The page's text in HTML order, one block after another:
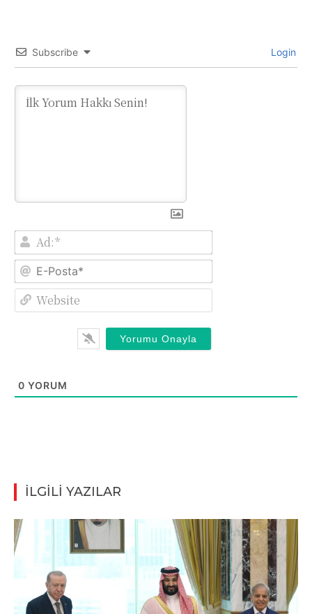
Subscribe Login
Ad:*
E-
0 YORUM
İLGİLİ YAZILAR